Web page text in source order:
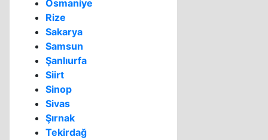
Osmaniye
Rize
Sakarya
Samsun
Şanlıurfa
Siirt
Sinop
Sivas
Şırnak
Tekirdağ